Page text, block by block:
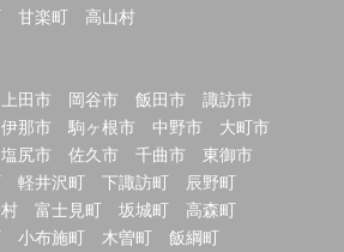
甘楽町 高山村
上田市 岡谷市 飯田市
諏訪市
伊那市 駒ヶ根市 中野市
大町市
塩尻市 佐久市 千曲市
東御市
軽井沢町 下諏訪町
辰野町
富士見町 坂城町
高森町
小布施町 木曽町
飯綱町